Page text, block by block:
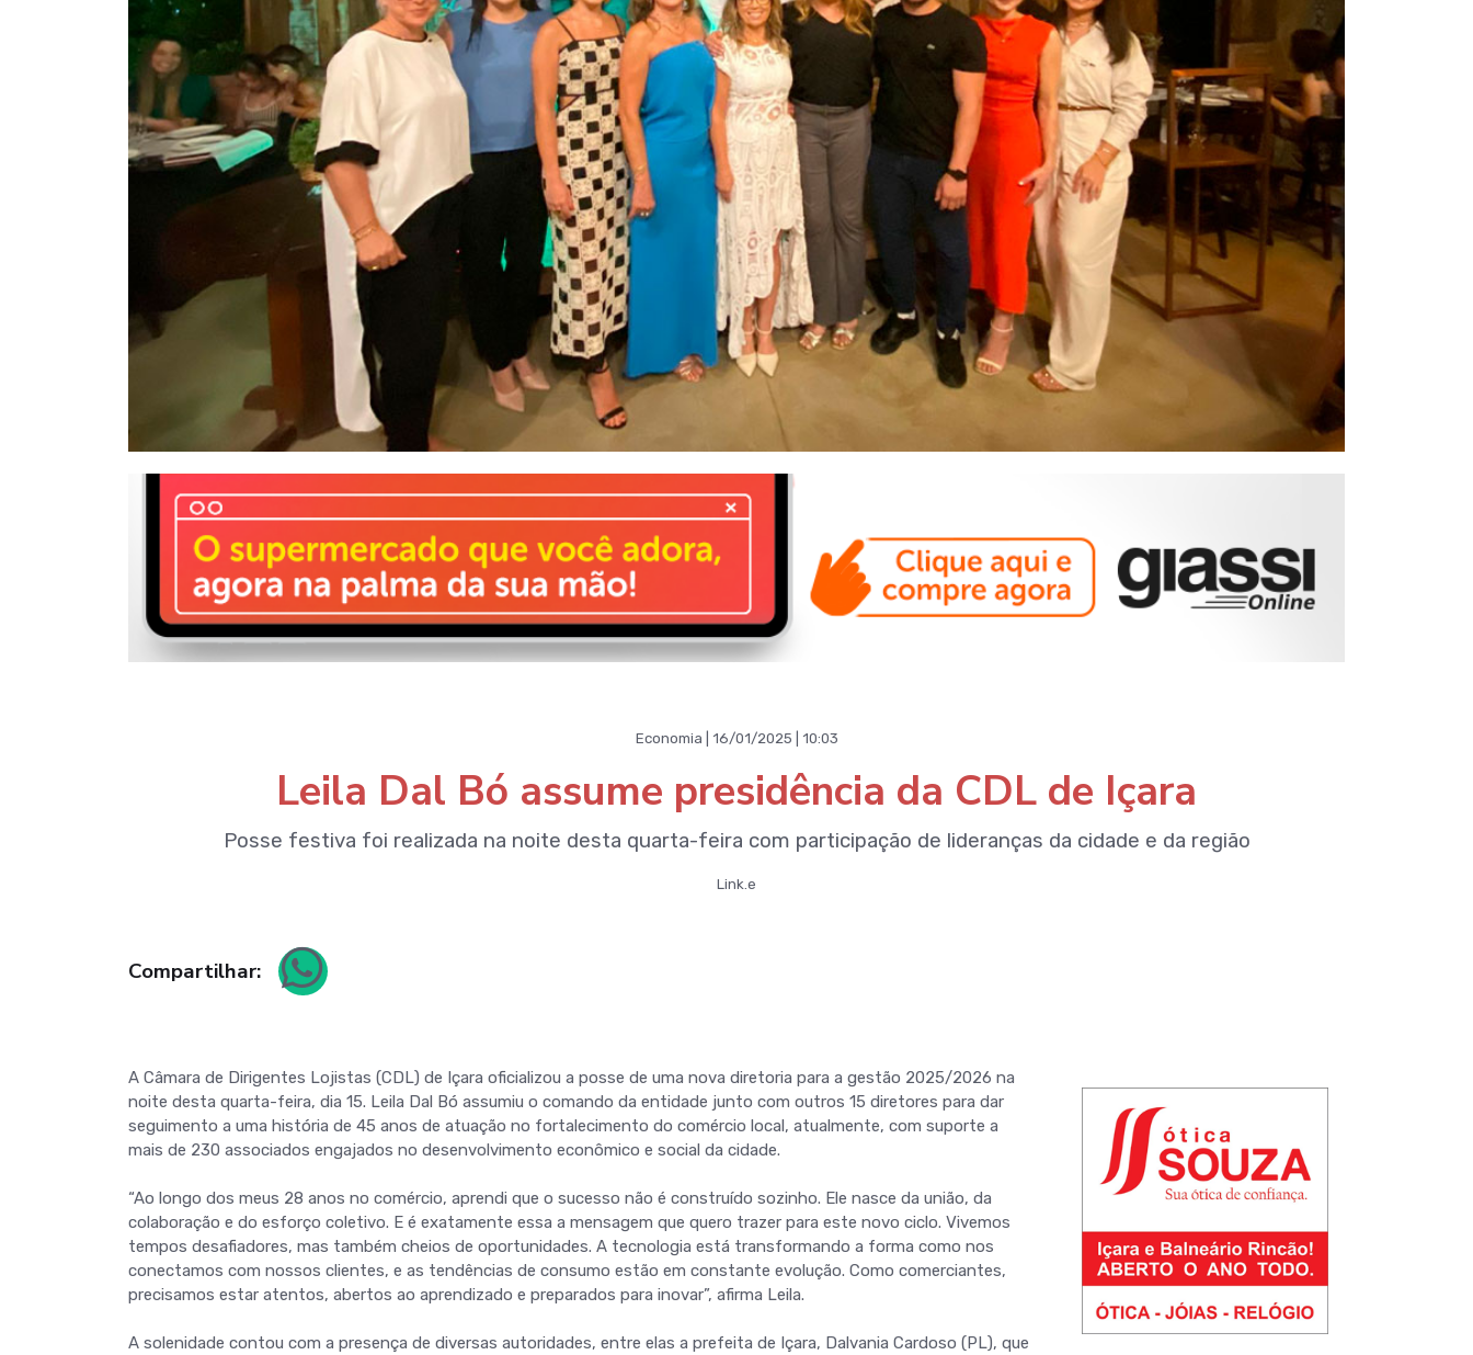
Economia | 16/01/2025 | 10:03
Leila Dal Bó assume presidência da CDL de Içara
Posse festiva foi realizada na noite desta quarta-feira com participação de lideranças da cidade e da região
Link.e
Compartilhar:
A Câmara de Dirigentes Lojistas (CDL) de Içara oficializou a posse de uma nova diretoria para a gestão 2025/2026 na
noite desta quarta-feira, dia 15. Leila Dal Bó assumiu o comando da entidade junto com outros 15 diretores para dar
seguimento a uma história de 45 anos de atuação no fortalecimento do comércio local, atualmente, com suporte a
mais de 230 associados engajados no desenvolvimento econômico e social da cidade.
“Ao longo dos meus 28 anos no comércio, aprendi que o sucesso não é construído sozinho. Ele nasce da união, da
colaboração e do esforço coletivo. E é exatamente essa a mensagem que quero trazer para este novo ciclo. Vivemos
tempos desafiadores, mas também cheios de oportunidades. A tecnologia está transformando a forma como nos
conectamos com nossos clientes, e as tendências de consumo estão em constante evolução. Como comerciantes,
precisamos estar atentos, abertos ao aprendizado e preparados para inovar”, afirma Leila.
A solenidade contou com a presença de diversas autoridades, entre elas a prefeita de Içara, Dalvania Cardoso (PL), que